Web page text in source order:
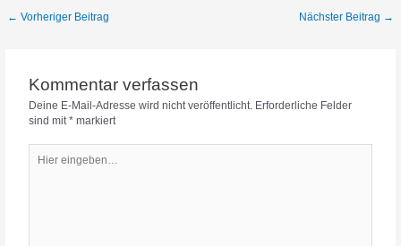
Beitragsnavigation
← Vorheriger Beitrag Nächster Beitrag →
Kommentar verfassen
Deine E-Mail-Adresse wird nicht veröffentlicht. Erforderliche Felder
sind mit *markiert
eingeben…